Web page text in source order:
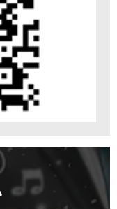
خدمات إلكترونية